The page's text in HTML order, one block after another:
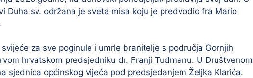
Duha sv. održana je sveta misa koju je predvodio fra Mario
za sve poginule i umrle branitelje s područja Gornjih
hrvatskom predsjedniku dr. Franji Tuđmanu. U Društvenom
sjednica općinskog vijeća pod predsjedanjem Željka Klarića.